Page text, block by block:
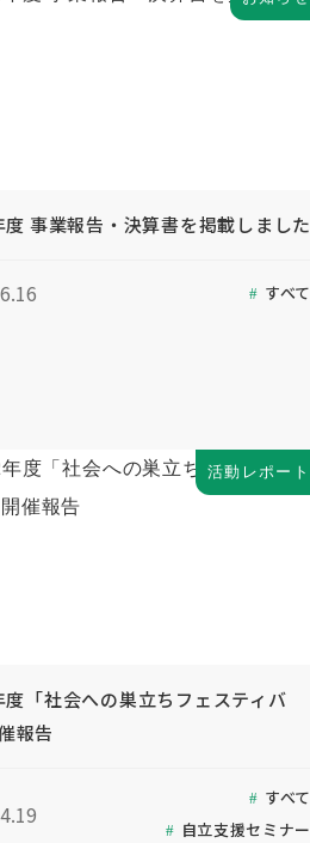
事業報告・決算書を掲載しました
すべて
活動レポート
「社会への巣立ちフェスティバ
報告
すべて
自立支援セミナー